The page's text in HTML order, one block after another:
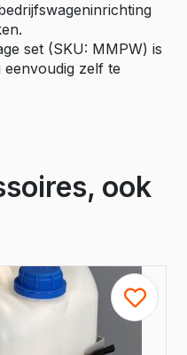
set (SKU: MMPW) is
zelf te
ook